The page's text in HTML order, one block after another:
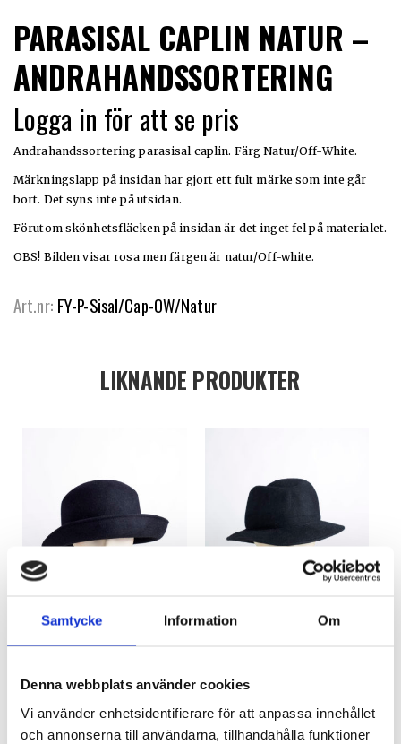
Samtycke Information Om
Denna webbplats använder cookies
Vi använder enhetsidentifierare för att anpassa innehållet
och annonserna till användarna, tillhandahålla funktioner
PARASISAL CAPLIN NATUR –
ANDRAHANDSSORTERING
Logga in för att se pris
Andrahandssortering parasisal caplin. Färg Natur/Off-White.
Märkningslapp på insidan har gjort ett fult märke som inte går
bort. Det syns inte på utsidan.
Förutom skönhetsfläcken på insidan är det inget fel på materialet.
OBS! Bilden visar rosa men färgen är natur/Off-white.
Art.nr: FY-P-Sisal/Cap-OW/Natur
LIKNANDE PRODUKTER
ODEKORERAD FILTHATT – H016 ODEKORERAD FILTHATT – H014